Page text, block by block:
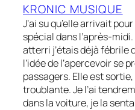
KRONIC MUSIQUE
J’ai su qu’elle arrivait
spécial dans l’après-
atterri j’étais déjà fébrile
l’idée de l’apercevoir se
passagers. Elle est
troublante. Je l’ai
dans la voiture, je la